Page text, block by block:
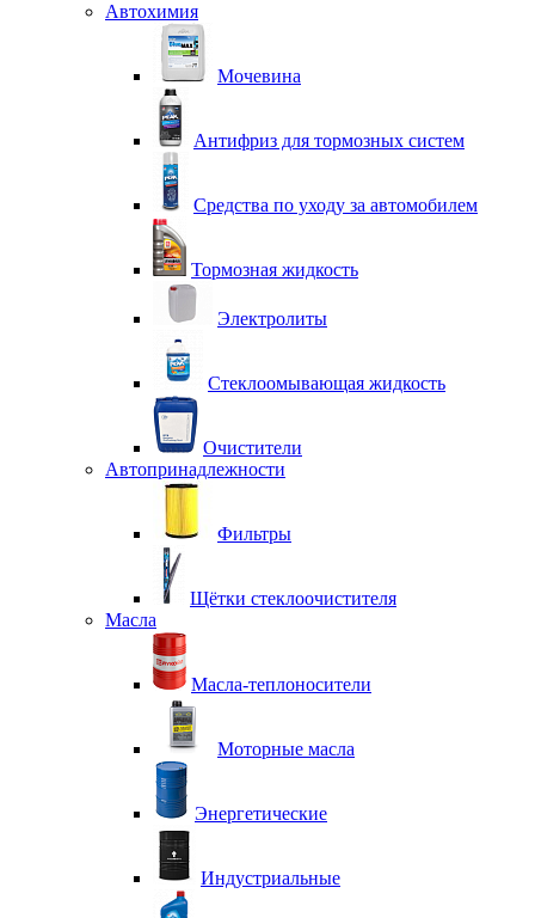
Автохимия
Мочевина
Антифриз для тормозных систем
Средства по уходу за автомобилем
Тормозная жидкость
Электролиты
Стеклоомывающая жидкость
Очистители
Автопринадлежности
Фильтры
Щётки стеклоочистителя
Масла
Масла-теплоносители
Моторные масла
Энергетические
Индустриальные